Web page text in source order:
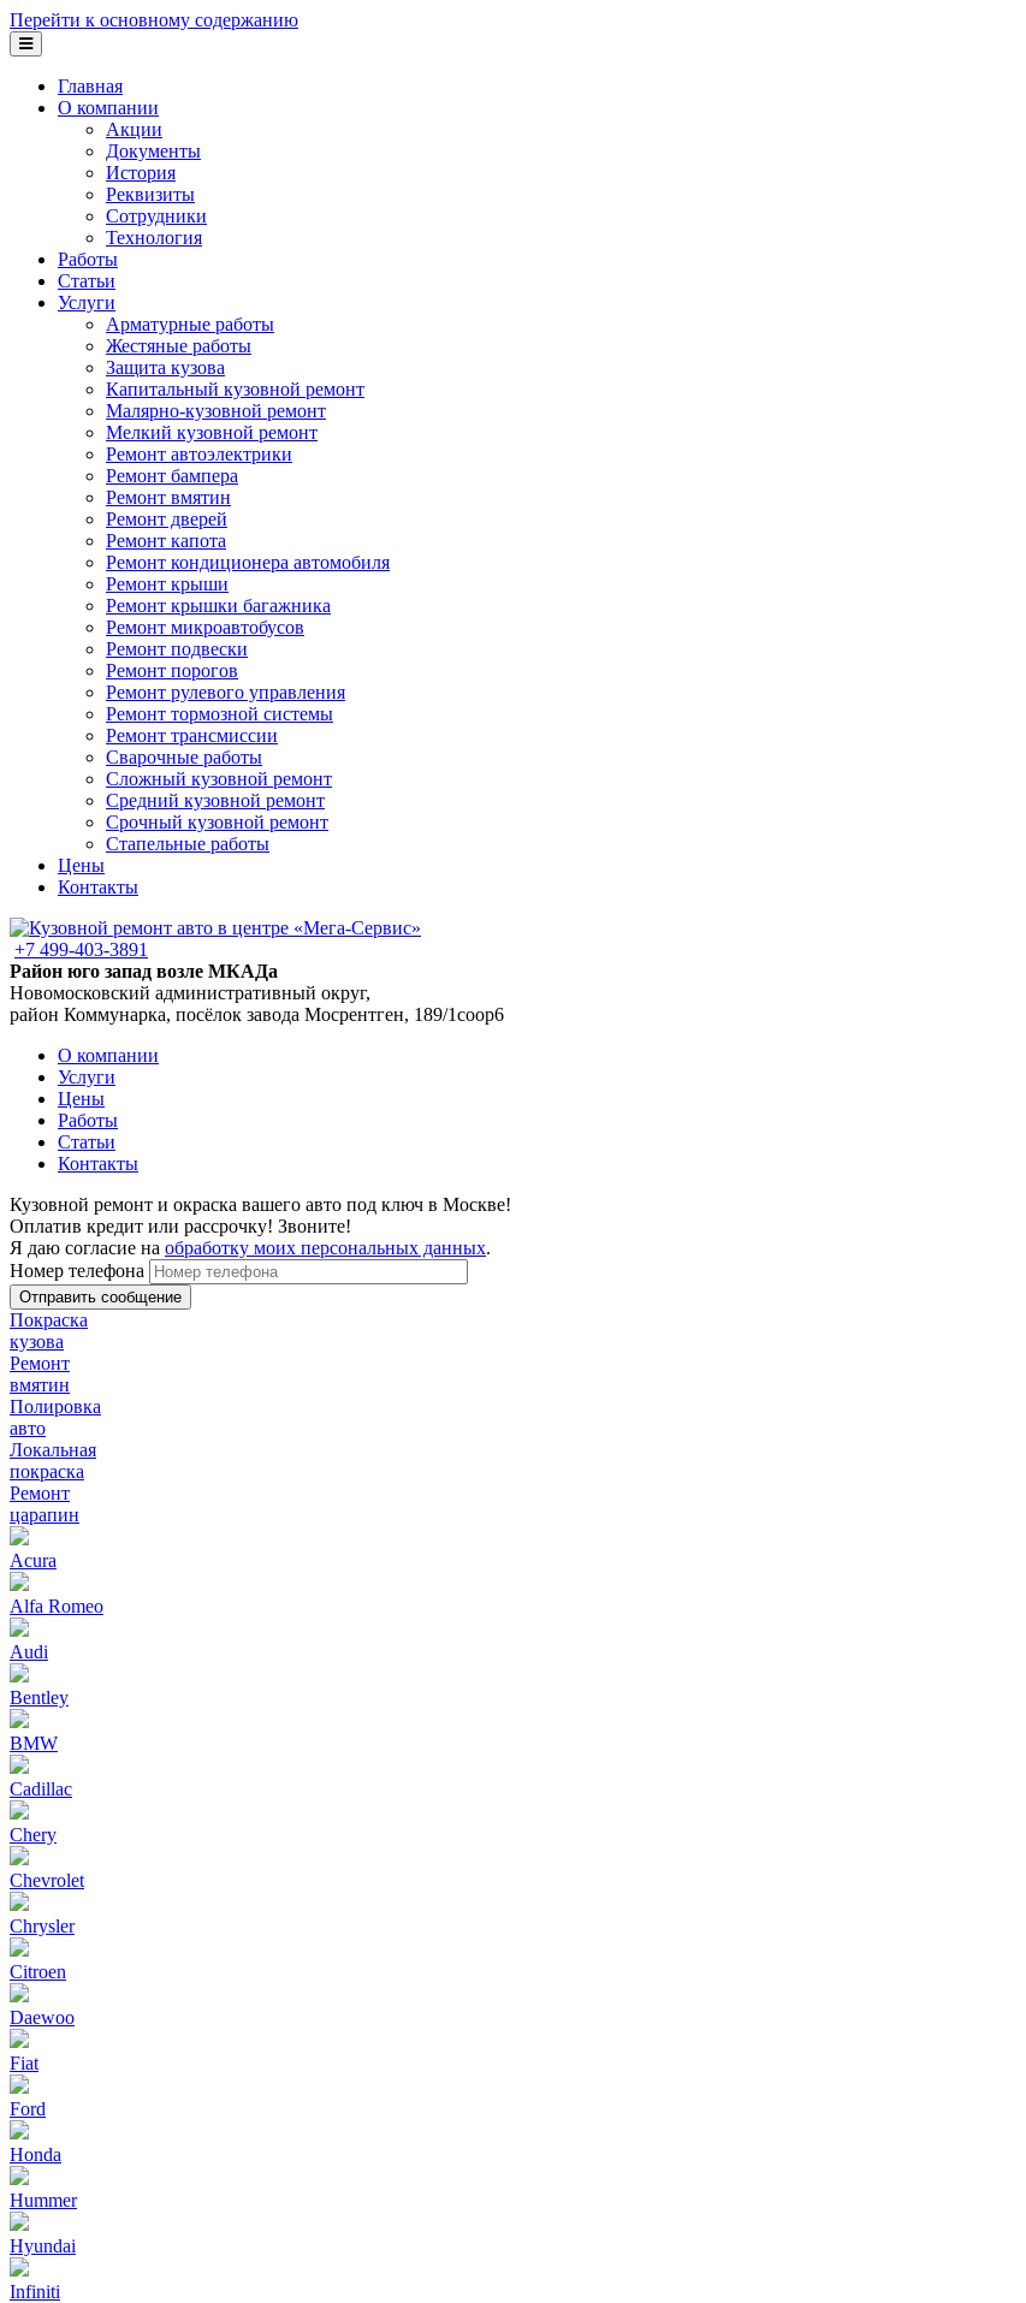
Перейти к основному содержанию
Главная
О компании
Акции
Документы
История
Реквизиты
Сотрудники
Технология
Работы
Статьи
Услуги
Арматурные работы
Жестяные работы
Защита кузова
Капитальный кузовной ремонт
Малярно-кузовной ремонт
Мелкий кузовной ремонт
Ремонт автоэлектрики
Ремонт бампера
Ремонт вмятин
Ремонт дверей
Ремонт капота
Ремонт кондиционера автомобиля
Ремонт крыши
Ремонт крышки багажника
Ремонт микроавтобусов
Ремонт подвески
Ремонт порогов
Ремонт рулевого управления
Ремонт тормозной системы
Ремонт трансмиссии
Сварочные работы
Сложный кузовной ремонт
Средний кузовной ремонт
Срочный кузовной ремонт
Стапельные работы
Цены
Контакты
+7 499-403-3891
Район юго запад возле МКАДа
Новомосковский административный округ,
район Коммунарка, посёлок завода Мосрентген, 189/1соор6
О компании
Услуги
Цены
Работы
Статьи
Контакты
Кузовной ремонт и окраска вашего авто под ключ в Москве!
Оплатив кредит или рассрочку! Звоните!
Я даю согласие на обработку моих персональных данных.
Номер телефона
Покраска
кузова
Ремонт
вмятин
Полировка
авто
Локальная
покраска
Ремонт
царапин
Acura
Alfa Romeo
Audi
Bentley
BMW
Cadillac
Chery
Chevrolet
Chrysler
Citroen
Daewoo
Fiat
Ford
Honda
Hummer
Hyundai
Infiniti